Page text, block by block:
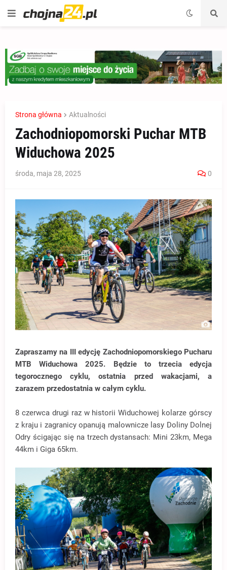
Strona główna Aktualności
Zachodniopomorski Puchar MTB
Widuchowa 2025
środa, maja 28, 2025 0
Zapraszamy na III edycję Zachodniopomorskiego Pucharu
MTB Widuchowa 2025.
Będzie to trzecia edycja
tegorocznego cyklu, ostatnia przed wakacjami, a
zarazem przedostatnia w całym cyklu.
8 czerwca drugi raz w historii Widuchowej kolarze górscy
z kraju i zagranicy opanują malownicze lasy Doliny Dolnej
Odry ścigając się na trzech dystansach: Mini 23km, Mega
44km i Giga 65km.